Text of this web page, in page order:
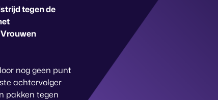
tegen de
nog geen punt
achtervolger
pakken tegen